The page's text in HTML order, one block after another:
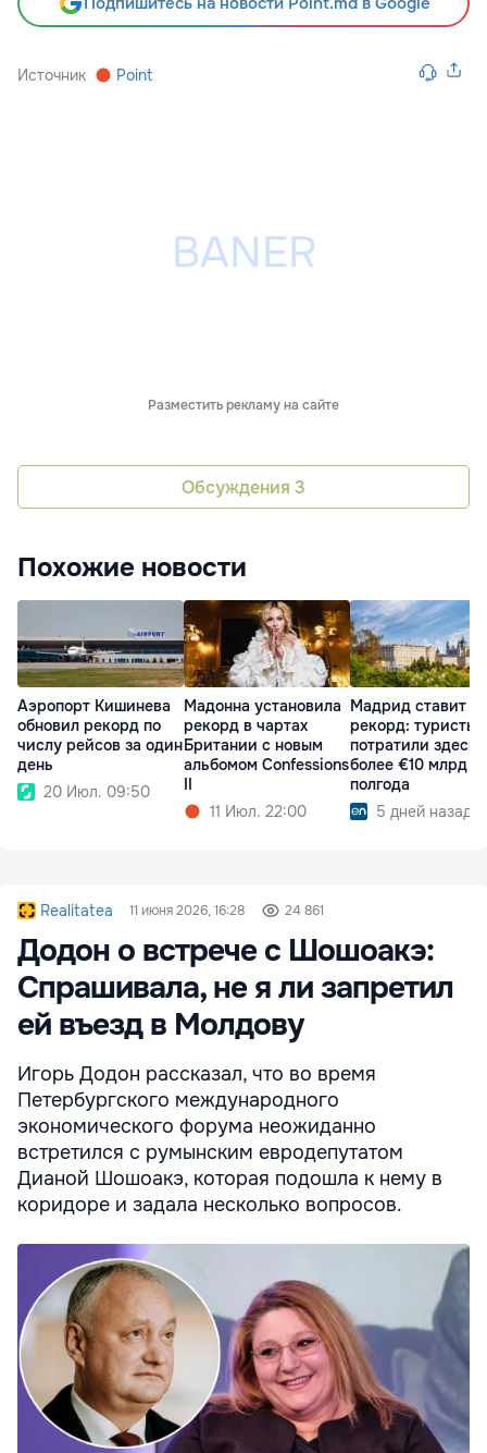
Источник Point
Разместить рекламу на сайте
Обсуждения 3
Похожие новости
Аэропорт Кишинева
обновил рекорд по
числу рейсов за один
день
20 Июл. 09:50
Мадонна установила
рекорд в чартах
Британии с новым
альбомом Confessions
11 Июл. 22:00
Мадрид ставит
рекорд: туристы
потратили здесь
более €10 млрд за
полгода
5 дней назад
Realitatea 11 июня 2026, 16:28 24 861
Додон о встрече с Шошоакэ:
Спрашивала, не я ли запретил
ей въезд в Молдову
Игорь Додон рассказал, что во время
Петербургского международного
экономического форума неожиданно
встретился с румынским евродепутатом
Дианой Шошоакэ, которая подошла к нему в
коридоре и задала несколько вопросов.